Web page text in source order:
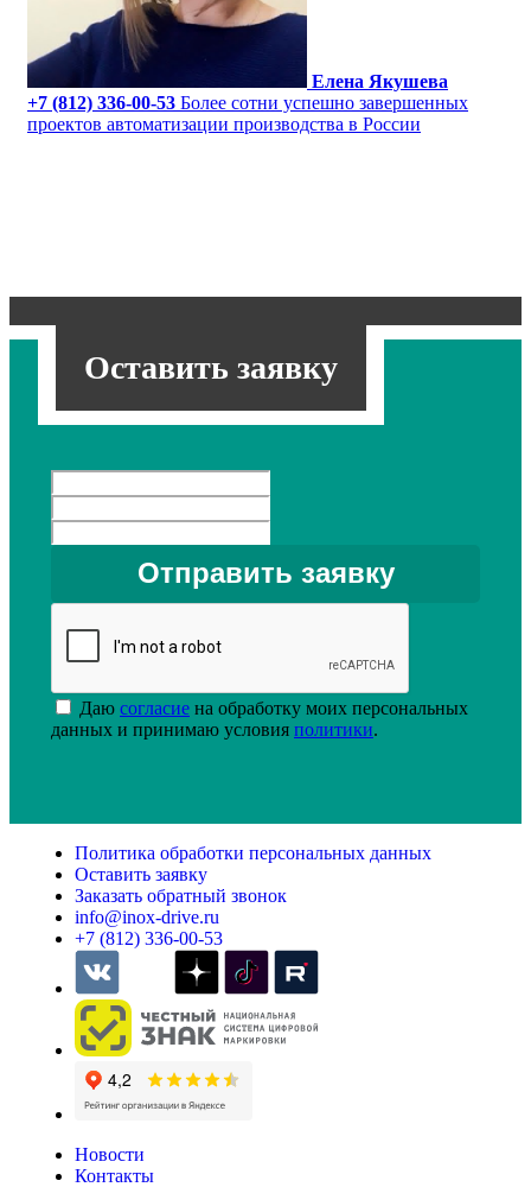
Елена Якушева
+7 (812) 336-00-53 Более сотни успешно завершенных
проектов автоматизации производства в России
Оставить заявку
Даю согласие на обработку моих персональных
данных и принимаю условия политики.
Политика обработки персональных данных
Оставить заявку
Заказать обратный звонок
info@inox-drive.ru
+7 (812) 336-00-53
Новости
Контакты